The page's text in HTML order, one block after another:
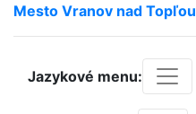
Mesto Vranov nad Topľou
Jazykové menu: